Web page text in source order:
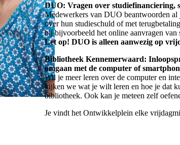
DUO: Vragen over studiefinanciering,
Medewerkers van DUO beantwoorden al
over hun studieschuld of met
bij bijvoorbeeld het online aanvragen van
Let op! DUO is alleen aanwezig op
Bibliotheek Kennemerwaard:
omgaan met de computer of
Wil je meer leren over de computer en
kijken we wat je wilt leren en hoe je dat
bibliotheek. Ook kan je meteen zelf
Je vindt het Ontwikkelplein elke